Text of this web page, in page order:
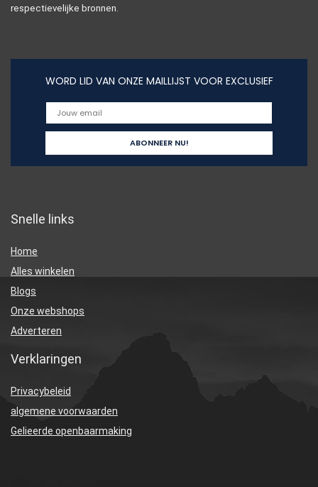
respectievelijke bronnen.
WORD LID VAN ONZE MAILLIJST VOOR EXCLUSIEF
Snelle links
Home
Alles winkelen
Blogs
Onze webshops
Adverteren
Verklaringen
Privacybeleid
algemene voorwaarden
Gelieerde openbaarmaking